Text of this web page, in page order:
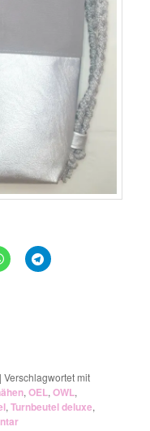
|Verschlagwortet mit
,OEL,OWL,
,Turnbeutel deluxe,